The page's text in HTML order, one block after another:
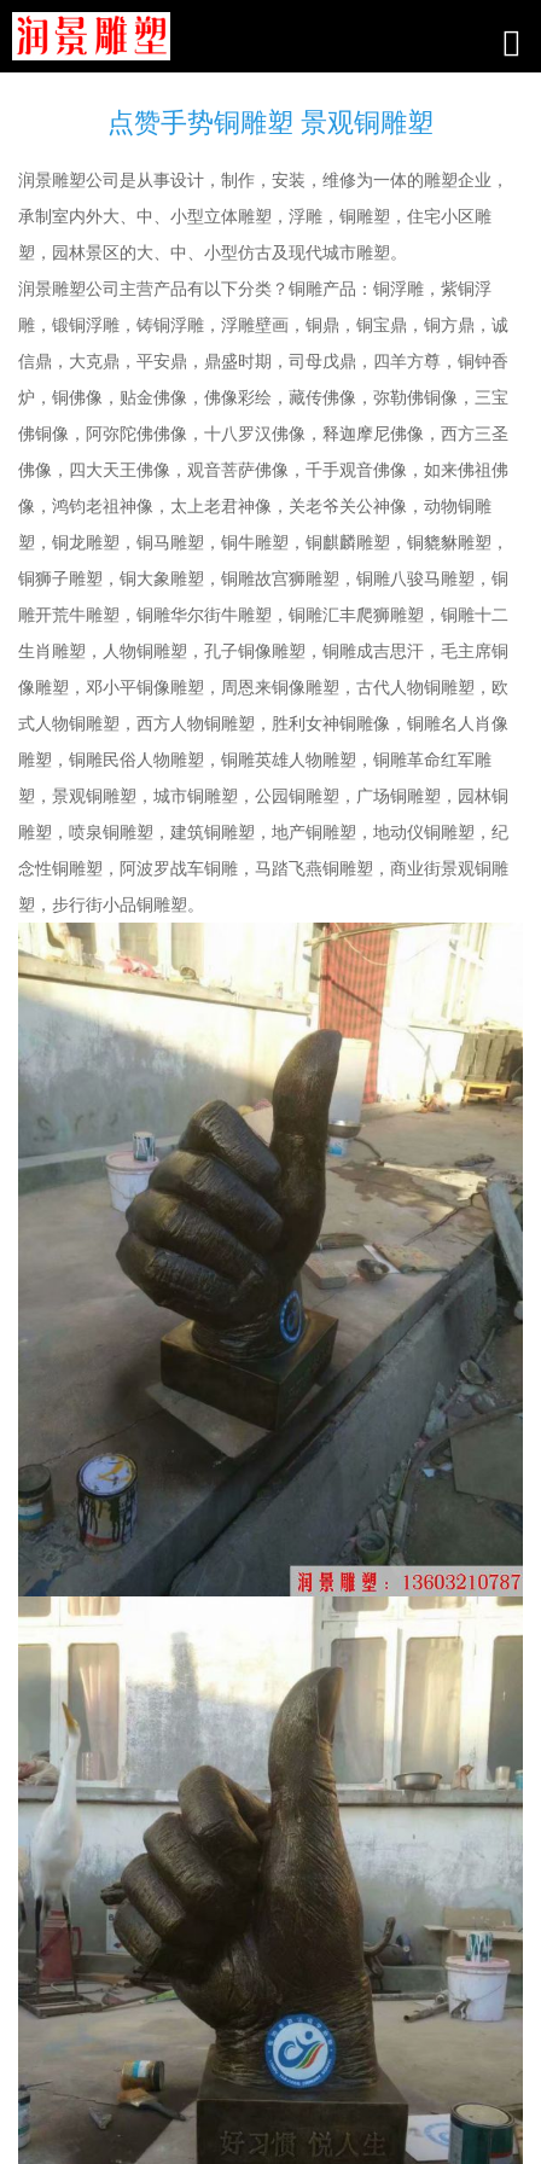
点赞手势铜雕塑 景观铜雕塑
润景雕塑公司是从事设计，制作，安装，维修为一体的雕塑企业，
承制室内外大、中、小型立体雕塑，浮雕，铜雕塑，住宅小区雕
塑，园林景区的大、中、小型仿古及现代城市雕塑。
润景雕塑公司主营产品有以下分类？铜雕产品：铜浮雕，紫铜浮
雕，锻铜浮雕，铸铜浮雕，浮雕壁画，铜鼎，铜宝鼎，铜方鼎，诚
信鼎，大克鼎，平安鼎，鼎盛时期，司母戊鼎，四羊方尊，铜钟香
炉，铜佛像，贴金佛像，佛像彩绘，藏传佛像，弥勒佛铜像，三宝
佛铜像，阿弥陀佛佛像，十八罗汉佛像，释迦摩尼佛像，西方三圣
佛像，四大天王佛像，观音菩萨佛像，千手观音佛像，如来佛祖佛
像，鸿钧老祖神像，太上老君神像，关老爷关公神像，动物铜雕
塑，铜龙雕塑，铜马雕塑，铜牛雕塑，铜麒麟雕塑，铜貔貅雕塑，
铜狮子雕塑，铜大象雕塑，铜雕故宫狮雕塑，铜雕八骏马雕塑，铜
雕开荒牛雕塑，铜雕华尔街牛雕塑，铜雕汇丰爬狮雕塑，铜雕十二
生肖雕塑，人物铜雕塑，孔子铜像雕塑，铜雕成吉思汗，毛主席铜
像雕塑，邓小平铜像雕塑，周恩来铜像雕塑，古代人物铜雕塑，欧
式人物铜雕塑，西方人物铜雕塑，胜利女神铜雕像，铜雕名人肖像
雕塑，铜雕民俗人物雕塑，铜雕英雄人物雕塑，铜雕革命红军雕
塑，景观铜雕塑，城市铜雕塑，公园铜雕塑，广场铜雕塑，园林铜
雕塑，喷泉铜雕塑，建筑铜雕塑，地产铜雕塑，地动仪铜雕塑，纪
念性铜雕塑，阿波罗战车铜雕，马踏飞燕铜雕塑，商业街景观铜雕
塑，步行街小品铜雕塑。